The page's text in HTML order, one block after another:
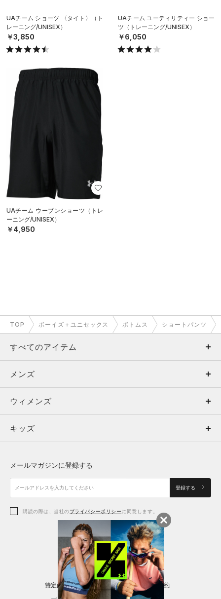
UAチーム ショーツ 〈タイト〉（ト
レーニング/UNISEX）
￥3,850
UAチーム ユーティリティー ショー
ツ（トレーニング/UNISEX）
￥6,050
UAチーム ウーブンショーツ（トレ
ーニング/UNISEX）
￥4,950
TOP ボーイズ＋ユニセックス ボトムス ショートパンツ
すべてのアイテム
メンズ
ウィメンズ
キッズ
アクセサリー
メンズ
トップス
ボトムス
アクセサリー
ウィメンズ
トップス
シューズ
アクセサリー
レギンス＆タイツ
キッズ
シューズ
メールマガジンに登録する
登録する
購読の際は、当社のプライバシーポリシーに同意します。
特定商取引法に基づく通販の表記 会員規約